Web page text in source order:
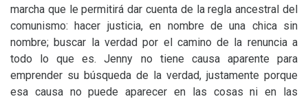
marcha que le permitirá dar cuenta de la regla ancestral del
comunismo: hacer justicia, en nombre de una chica sin
nombre; buscar la verdad por el camino de la renuncia a
todo lo que es. Jenny no tiene causa aparente para
emprender su búsqueda de la verdad, justamente porque
esa causa no puede aparecer en las cosas ni en las